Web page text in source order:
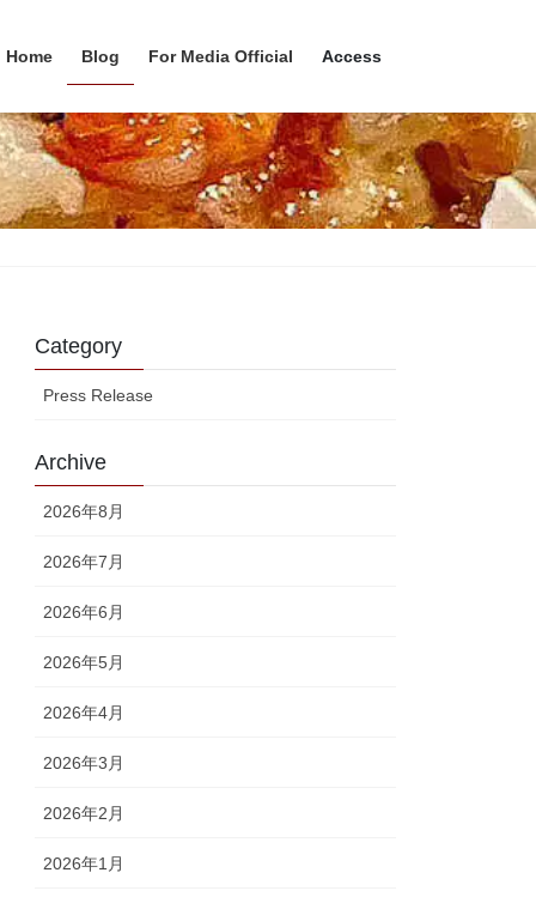
Home Blog For Media Official Access
Category
Press Release
Archive
2026年8月
2026年7月
2026年6月
2026年5月
2026年4月
2026年3月
2026年2月
2026年1月